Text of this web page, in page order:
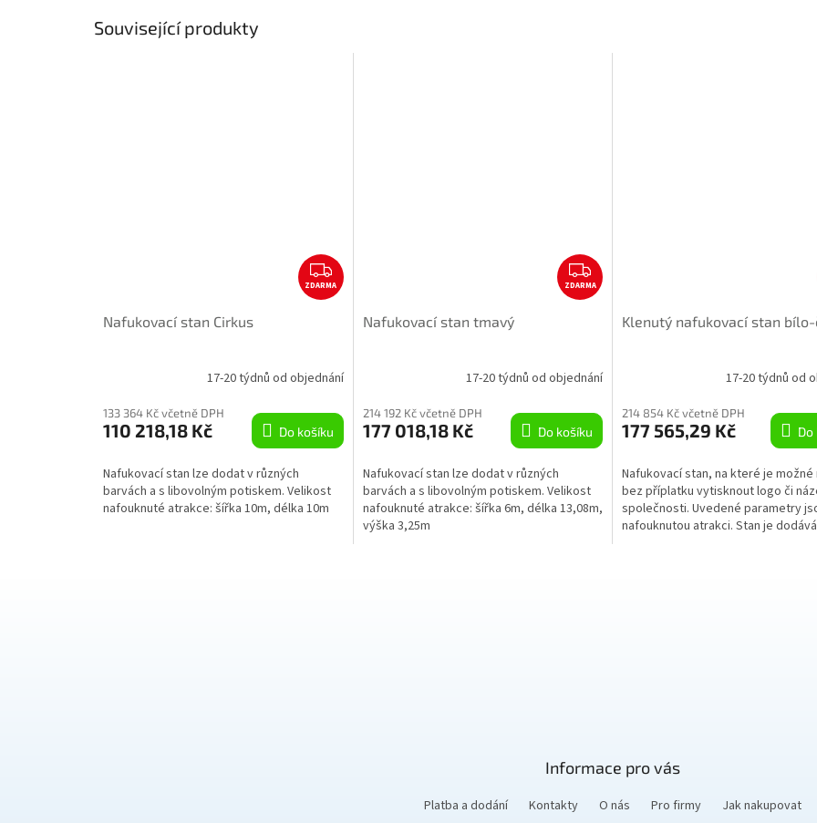
A
Související produkty
Z
D
A
ZDARMA
Nafukovací stan Cirkus
17-20 týdnů od objednání
133 364 Kč včetně DPH
110 218,18 Kč Do košíku
Nafukovací stan lze dodat v různých
barvách a s libovolným potiskem. Velikost
nafouknuté atrakce: šířka 10m, délka 10m
Z
D
A
ZDARMA
Nafukovací stan tmavý
17-20 týdnů od objednání
214 192 Kč včetně DPH
177 018,18 Kč Do košíku
Nafukovací stan lze dodat v různých
barvách a s libovolným potiskem. Velikost
nafouknuté atrakce: šířka 6m, délka 13,08m,
výška 3,25m
Klenutý nafukovací stan
17-20 týdnů od
214 854 Kč včetně DPH
177 565,29 Kč Do
Nafukovací stan, na které je
bez příplatku vytisknout logo či
společnosti. Uvedené parametry
nafouknutou atrakci. Stan je
Informace pro vás
Platba a dodání Kontakty O nás Pro firmy
Jak nakupovat